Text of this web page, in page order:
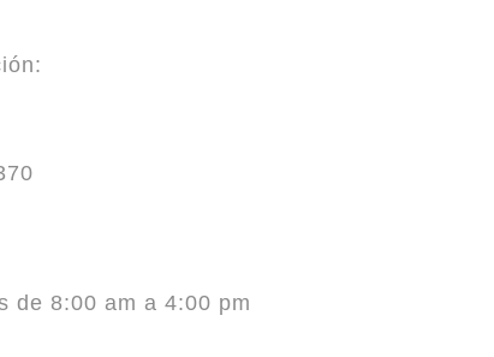
de 8:00 am a 4:00 pm